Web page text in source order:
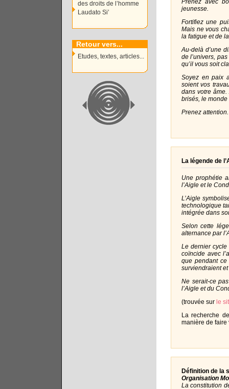
des droits de l’homme
Laudato Si’
Retour vers...
Etudes, textes, articles...
Prenez avec
jeunesse.
Fortifiez une
Mais ne vous
la fatigue et de
Au-delà d’une
de l’univers,
qu’il vous soit
Soyez en paix
soient vos
dans votre
brisés, le
Prenez
La légende de
Une prophétie
l’Aigle et le
L’Aigle
technologique
intégrée dans
Selon cette
alternance par
Le dernier cycle
coïncide avec
que pendant ce
surviendraient
Ne serait-ce
l’Aigle et du
(trouvée sur le
La recherche
manière de faire
Définition de la
Organisation
La constitution